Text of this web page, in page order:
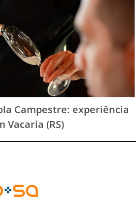
Campestre: experiência
Vacaria (RS)